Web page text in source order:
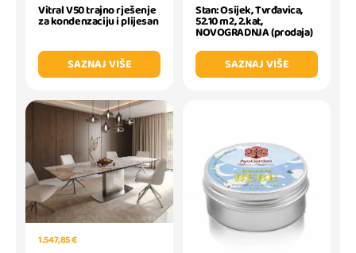
Vitral V50 trajno rješenje
za kondenzaciju i plijesan
SAZNAJ VIŠE
Stan: Osijek, Tvrđavica,
52.10 m2, 2.kat,
NOVOGRADNJA (prodaja)
SAZNAJ VIŠE
1.547,85 €